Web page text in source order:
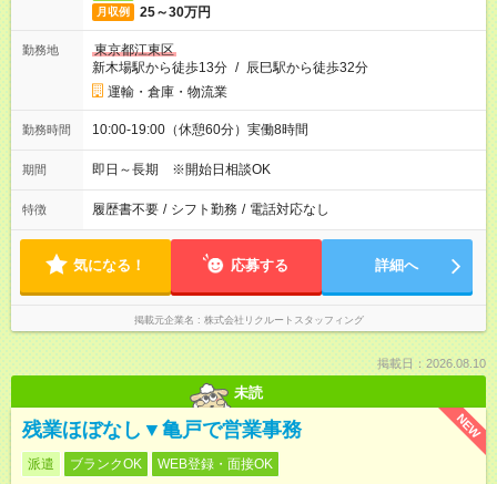
月収例 25～30万円
勤務地
東京都江東区
新木場駅から徒歩13分 / 辰巳駅から徒歩32分
運輸・倉庫・物流業
勤務時間 10:00-19:00（休憩60分）実働8時間
期間 即日～長期 ※開始日相談OK
特徴 履歴書不要 / シフト勤務 / 電話対応なし
気になる！ 応募する 詳細へ
掲載元企業名 株式会社リクルートスタッフィング
掲載日：2026.08.10
未読
NEW
残業ほぼなし▼亀戸で営業事務
派遣 ブランクOK WEB登録・面接OK